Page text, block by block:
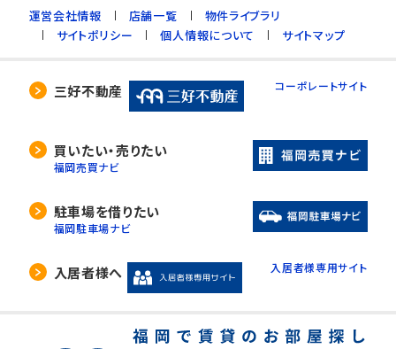
運営会社情報 店舗一覧
物件ライブラリ
サイトポリシー
個人情報について サイトマップ
三好不動産 コーポレートサイト
買いたい・売りたい
福岡売買ナビ
駐車場を借りたい
福岡駐車場ナビ
入居者様へ 入居者様専用サイト